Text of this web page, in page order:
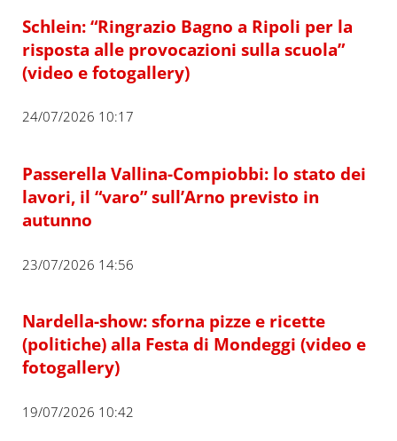
Schlein: “Ringrazio Bagno a Ripoli per la
risposta alle provocazioni sulla scuola”
(video e fotogallery)
24/07/2026 10:17
Passerella Vallina-Compiobbi: lo stato dei
lavori, il “varo” sull’Arno previsto in
autunno
23/07/2026 14:56
Nardella-show: sforna pizze e ricette
(politiche) alla Festa di Mondeggi (video e
fotogallery)
19/07/2026 10:42